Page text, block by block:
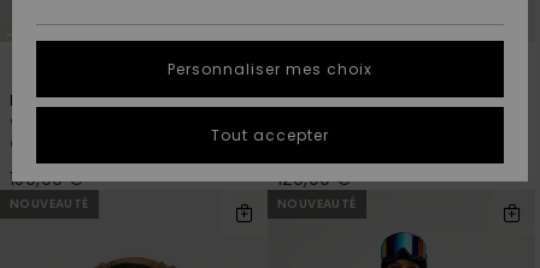
A
Découvrir
A
Découvrir
tailles
conversation
QUIKSILVER
Forever 20K
Veste de snow technique Bleu
Garçon 8-16 ans
150,00 €
Little Mission 10K
Garçon 2-7
120,00 €
NOUVEAUTÉ NOUVEAUTÉ
Personnaliser mes choix
Tout accepter